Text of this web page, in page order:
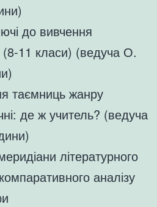
до вивчення
(8-11 класи) (ведуча О.
таємниць жанру
де ж учитель? (ведуча
літературного
аналізу